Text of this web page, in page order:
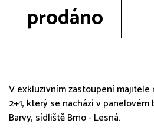
prodáno
V exkluzivním zastoupení majitele
2+1, který se nachází v
Barvy, sídliště Brno - Lesná.